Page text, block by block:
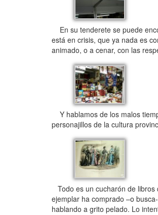
En su tenderete se puede
está en crisis, que ya nada es
animado, o a cenar, con las
Y hablamos de los malos
personajillos de la cultura
Todo es un cucharón de
ejemplar ha comprado –o
hablando a grito pelado. Lo